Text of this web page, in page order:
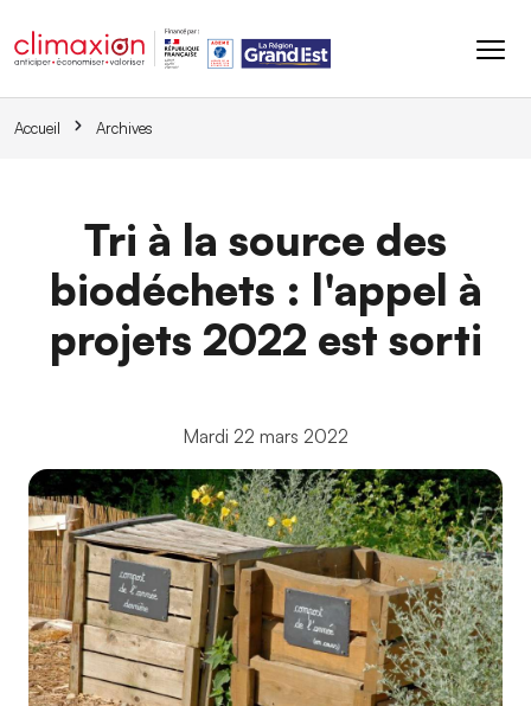
Accueil Archives
Tri à la source des
biodéchets : l'appel à
projets 2022 est sorti
Mardi 22 mars 2022